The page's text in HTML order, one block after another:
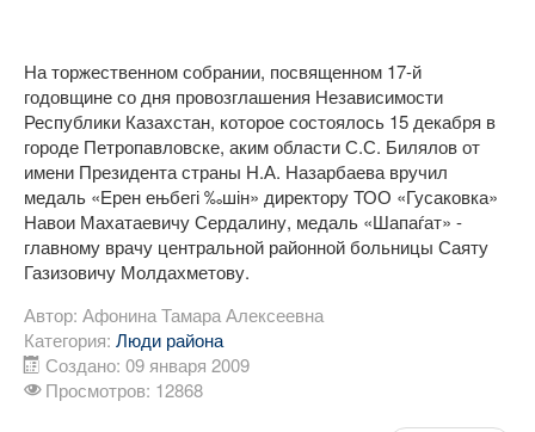
На торжественном собрании, посвященном 17-й
годовщине со дня провозглашения Независимости
Республики Казахстан, которое состоялось 15 декабря в
городе Петропавловске, аким области С.С. Билялов от
имени Президента страны Н.А. Назарбаева вручил
медаль «Ерен ењбегі ‰шін» директору ТОО «Гусаковка»
Навои Махатаевичу Сердалину, медаль «Шапаѓат» -
главному врачу центральной районной больницы Саяту
Газизовичу Молдахметову.
Автор: Афонина Тамара Алексеевна
Категория: Люди района
Создано: 09 января 2009
Просмотров: 12868